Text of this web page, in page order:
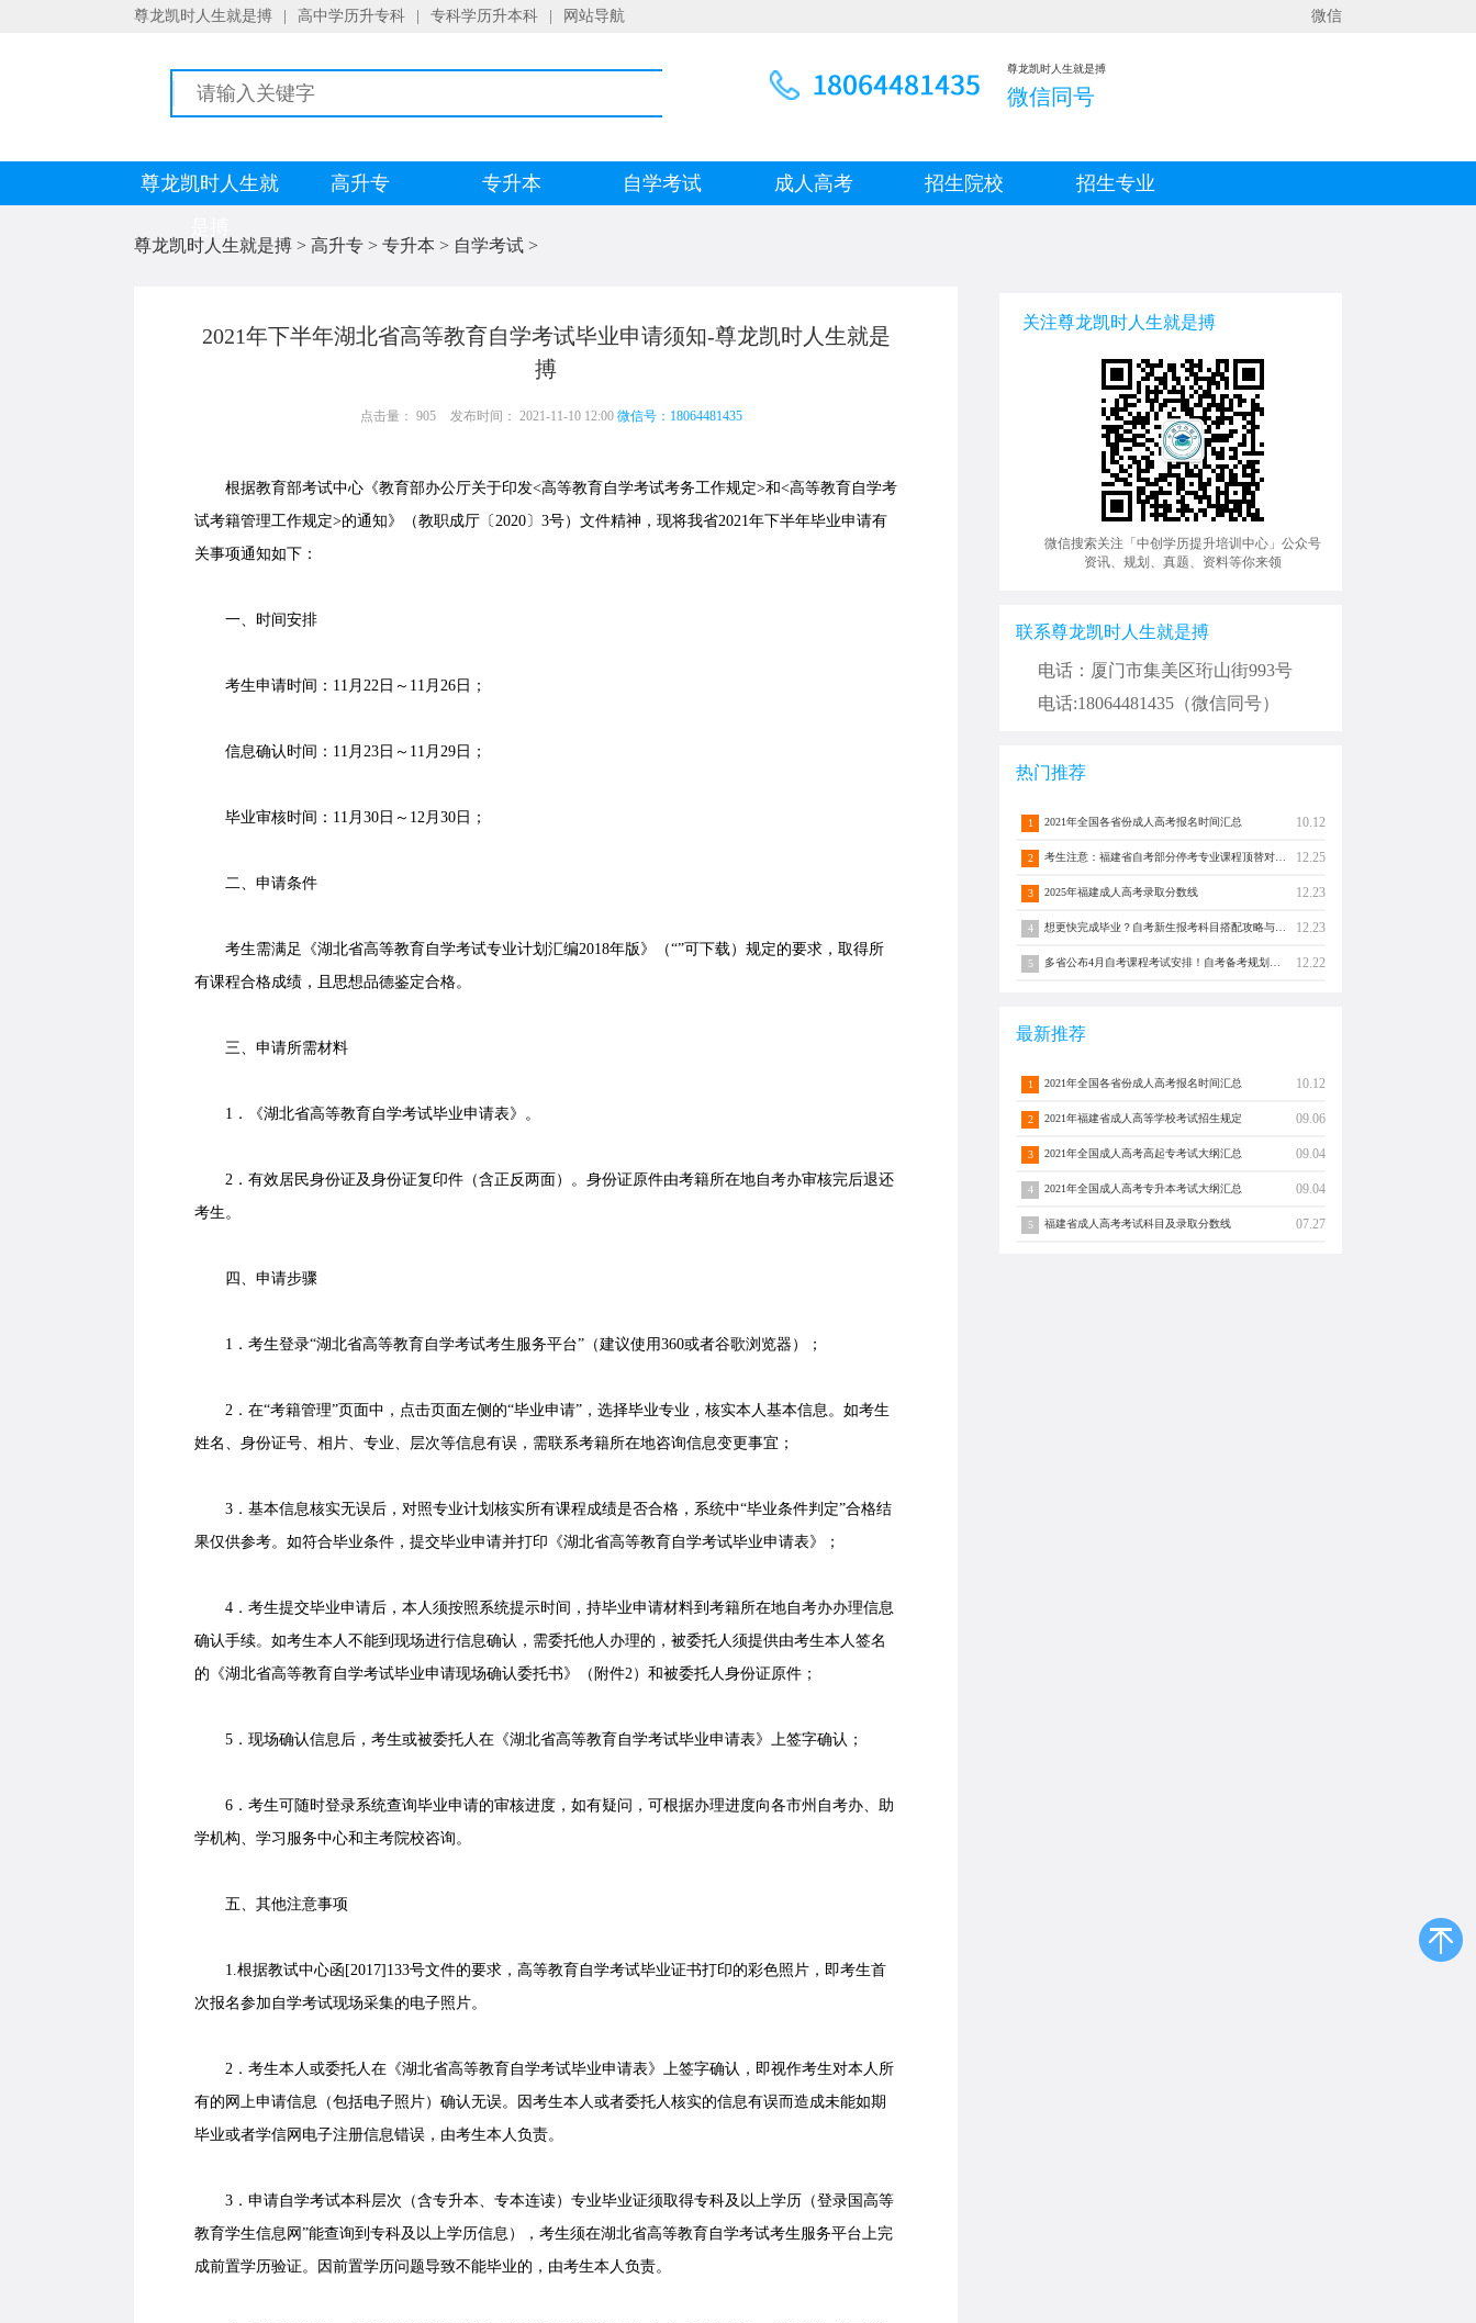
尊龙凯时人生就是搏 高中学历升专科 专科学历升本科 网站导航 微信
尊龙凯时人生就是搏
微信同号
尊龙凯时人生就
高升专 专升本 自学考试 成人高考 招生院校 招生专业
尊龙凯时人生就是搏 > 高升专 > 专升本 > 自学考试 >
2021年下半年湖北省高等教育自学考试毕业申请须知-尊龙凯时人生就是
搏
点击量： 905 发布时间： 2021-11-10 12:00 微信号：18064481435
根据教育部考试中心《教育部办公厅关于印发<高等教育自学考试考务工作规定>和<高等教育自学考
试考籍管理工作规定>的通知》（教职成厅〔2020〕3号）文件精神，现将我省2021年下半年毕业申请有
关事项通知如下：
一、时间安排
考生申请时间：11月22日～11月26日；
信息确认时间：11月23日～11月29日；
毕业审核时间：11月30日～12月30日；
二、申请条件
考生需满足《湖北省高等教育自学考试专业计划汇编2018年版》（“”可下载）规定的要求，取得所
有课程合格成绩，且思想品德鉴定合格。
三、申请所需材料
1．《湖北省高等教育自学考试毕业申请表》。
2．有效居民身份证及身份证复印件（含正反两面）。身份证原件由考籍所在地自考办审核完后退还
考生。
四、申请步骤
1．考生登录“湖北省高等教育自学考试考生服务平台”（建议使用360或者谷歌浏览器）；
2．在“考籍管理”页面中，点击页面左侧的“毕业申请”，选择毕业专业，核实本人基本信息。如考生
姓名、身份证号、相片、专业、层次等信息有误，需联系考籍所在地咨询信息变更事宜；
3．基本信息核实无误后，对照专业计划核实所有课程成绩是否合格，系统中“毕业条件判定”合格结
果仅供参考。如符合毕业条件，提交毕业申请并打印《湖北省高等教育自学考试毕业申请表》；
4．考生提交毕业申请后，本人须按照系统提示时间，持毕业申请材料到考籍所在地自考办办理信息
确认手续。如考生本人不能到现场进行信息确认，需委托他人办理的，被委托人须提供由考生本人签名
的《湖北省高等教育自学考试毕业申请现场确认委托书》（附件2）和被委托人身份证原件；
5．现场确认信息后，考生或被委托人在《湖北省高等教育自学考试毕业申请表》上签字确认；
6．考生可随时登录系统查询毕业申请的审核进度，如有疑问，可根据办理进度向各市州自考办、助
学机构、学习服务中心和主考院校咨询。
五、其他注意事项
1.根据教试中心函[2017]133号文件的要求，高等教育自学考试毕业证书打印的彩色照片，即考生首
次报名参加自学考试现场采集的电子照片。
2．考生本人或委托人在《湖北省高等教育自学考试毕业申请表》上签字确认，即视作考生对本人所
有的网上申请信息（包括电子照片）确认无误。因考生本人或者委托人核实的信息有误而造成未能如期
毕业或者学信网电子注册信息错误，由考生本人负责。
3．申请自学考试本科层次（含专升本、专本连读）专业毕业证须取得专科及以上学历（登录国高等
教育学生信息网”能查询到专科及以上学历信息），考生须在湖北省高等教育自学考试考生服务平台上完
成前置学历验证。因前置学历问题导致不能毕业的，由考生本人负责。
关注尊龙凯时人生就是搏
微信搜索关注「中创学历提升培训中心」公众号
资讯、规划、真题、资料等你来领
联系尊龙凯时人生就是搏
电话：厦门市集美区珩山街993号
电话:18064481435（微信同号）
热门推荐
1 2021年全国各省份成人高考报名时间汇总 10.12
2 12.25
3 2025年福建成人高考录取分数线 12.23
4 12.23
5 12.22
最新推荐
1 2021年全国各省份成人高考报名时间汇总 10.12
2 2021年福建省成人高等学校考试招生规定 09.06
3 2021年全国成人高考高起专考试大纲汇总 09.04
4 2021年全国成人高考专升本考试大纲汇总 09.04
5 福建省成人高考考试科目及录取分数线 07.27